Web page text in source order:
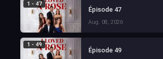
1 - 47
Épisode 47
Aug. 08, 2026
1 - 49
Épisode 49